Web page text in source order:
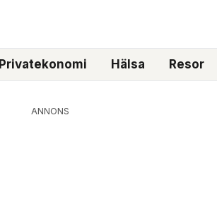
Privatekonomi Hälsa Resor
ANNONS